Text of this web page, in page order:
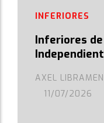
Inferiores
AXEL
INFERIORES
11/07/2026